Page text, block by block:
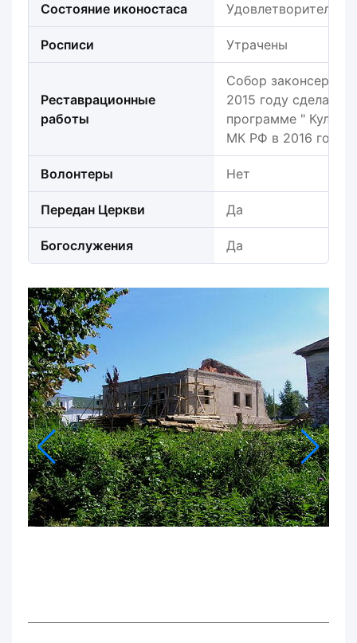
Состояние иконостаса
Росписи Утрачены
Реставрационные
работы
Собор
2015 году сделан
программе "
МК РФ в 2016 году
Волонтеры Нет
Передан Церкви Да
Богослужения Да